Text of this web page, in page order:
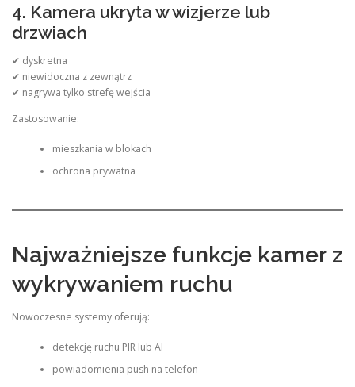
4. Kamera ukryta w wizjerze lub
drzwiach
✔ dyskretna
✔ niewidoczna z zewnątrz
✔ nagrywa tylko strefę wejścia
Zastosowanie:
mieszkania w blokach
ochrona prywatna
Najważniejsze funkcje kamer z
wykrywaniem ruchu
Nowoczesne systemy oferują:
detekcję ruchu PIR lub AI
powiadomienia push na telefon